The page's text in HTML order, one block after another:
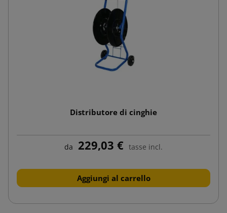
Distributore di cinghie
da 229,03 € tasse incl.
Aggiungi al carrello